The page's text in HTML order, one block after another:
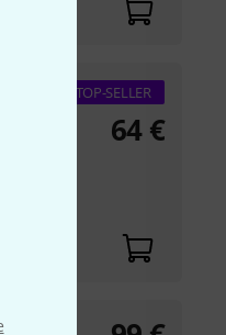
TOP-SELLER
64 €